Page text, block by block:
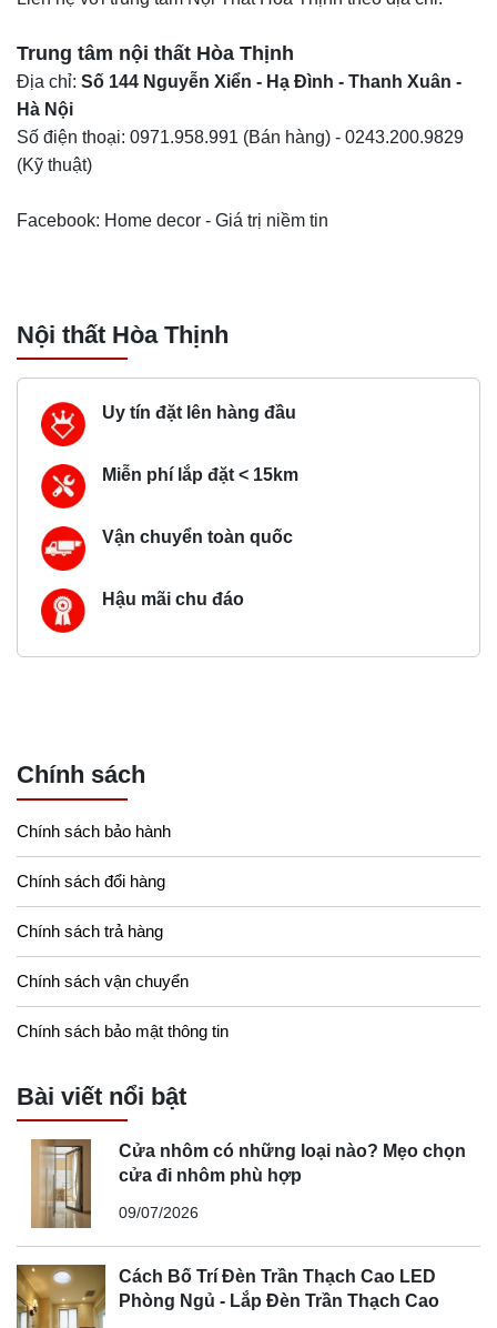
Trung tâm nội thất Hòa Thịnh
Địa chỉ: Số 144 Nguyễn Xiển - Hạ Đình - Thanh Xuân -
Hà Nội
Số điện thoại: 0971.958.991 (Bán hàng) - 0243.200.9829
(Kỹ thuật)
Facebook: Home decor - Giá trị niềm tin
Nội thất Hòa Thịnh
Uy tín đặt lên hàng đầu
Miễn phí lắp đặt < 15km
Vận chuyển toàn quốc
Hậu mãi chu đáo
Chính sách
Chính sách bảo hành
Chính sách đổi hàng
Chính sách trả hàng
Chính sách vận chuyển
Chính sách bảo mật thông tin
Bài viết nổi bật
Cửa nhôm có những loại nào? Mẹo chọn
cửa đi nhôm phù hợp
09/07/2026
Cách Bố Trí Đèn Trần Thạch Cao LED
Phòng Ngủ - Lắp Đèn Trần Thạch Cao